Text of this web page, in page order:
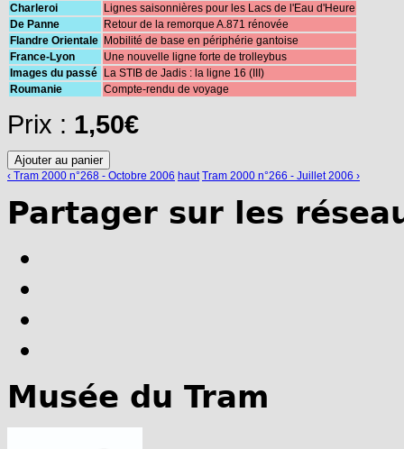
Charleroi
Lignes saisonnières pour les Lacs de l'Eau d'Heure
De Panne
Retour de la remorque A.871 rénovée
Flandre Orientale Mobilité de base en périphérie gantoise
France-Lyon
Une nouvelle ligne forte de trolleybus
Images du passé
La STIB de Jadis : la ligne 16 (III)
Roumanie
Compte-rendu de voyage
Prix : 1,50€
‹ Tram 2000 n°268 - Octobre 2006 haut Tram 2000 n°266 - Juillet 2006 ›
Partager sur les
Musée du Tram